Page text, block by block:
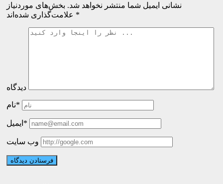
نشانی ایمیل شما منتشر نخواهد شد. بخش‌های موردنیاز
*
دیدگاه
نام*
ایمیل*
وب سایت